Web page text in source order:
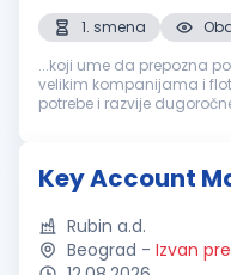
1. smena
...koji ume da prepozna
velikim kompanijama i
potrebe i razvije
Key Account
Rubin a.d.
Beograd - Izvan